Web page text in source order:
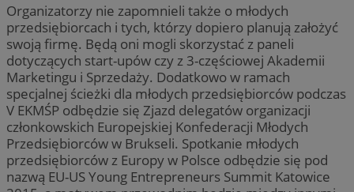
Organizatorzy nie zapomnieli także o młodych
przedsiębiorcach i tych, którzy dopiero planują założyć
swoją firmę. Będą oni mogli skorzystać z paneli
dotyczących start-upów czy z 3-częściowej Akademii
Marketingu i Sprzedaży. Dodatkowo w ramach
specjalnej ścieżki dla młodych przedsiębiorców podczas
V EKMŚP odbędzie się Zjazd delegatów organizacji
członkowskich Europejskiej Konfederacji Młodych
Przedsiębiorców w Brukseli. Spotkanie młodych
przedsiębiorców z Europy w Polsce odbędzie się pod
nazwą EU-US Young Entrepreneurs Summit Katowice